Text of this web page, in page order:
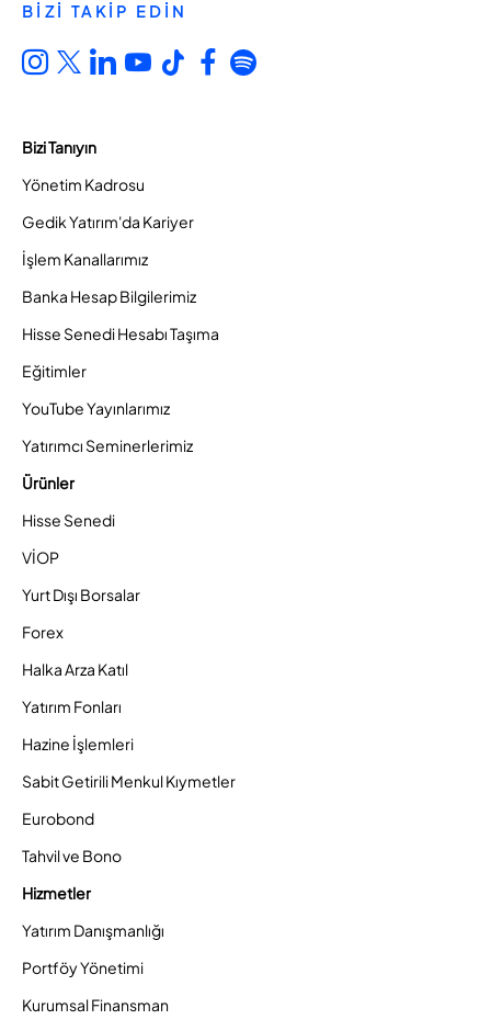
BİZİ TAKİP EDİN
Bizi Tanıyın
Yönetim Kadrosu
Gedik Yatırım'da Kariyer
İşlem Kanallarımız
Banka Hesap Bilgilerimiz
Hisse Senedi Hesabı Taşıma
Eğitimler
YouTube Yayınlarımız
Yatırımcı Seminerlerimiz
Ürünler
Hisse Senedi
VİOP
Yurt Dışı Borsalar
Forex
Halka Arza Katıl
Yatırım Fonları
Hazine İşlemleri
Sabit Getirili Menkul Kıymetler
Eurobond
Tahvil ve Bono
Hizmetler
Yatırım Danışmanlığı
Portföy Yönetimi
Kurumsal Finansman